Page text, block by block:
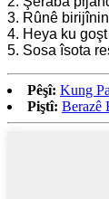
3. Rûnê
4. Heya ku
5. Sosa îsota
Pêşî: Kung
Piştî: Berazê